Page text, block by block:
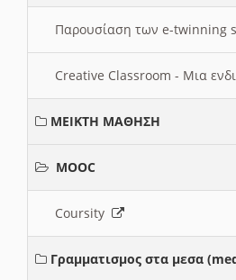
Παρουσίαση των e-twinning
Creative Classroom - Μια
ΜΕΙΚΤΗ ΜΑΘΗΣΗ
MOOC
Coursity
Γραμματισμος στα μεσα